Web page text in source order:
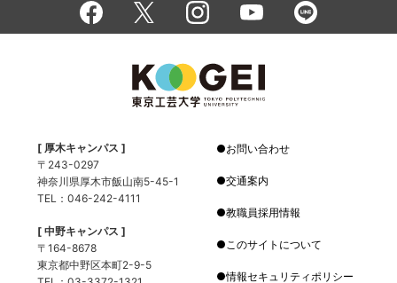
[ 厚木キャンパス ]
〒243-0297
神奈川県厚木市飯山南5-45-1
TEL：046-242-4111
[ 中野キャンパス ]
〒164-8678
東京都中野区本町2-9-5
お問い合わせ
交通案内
教職員採用情報
このサイトについて
情報セキュリティポリシー